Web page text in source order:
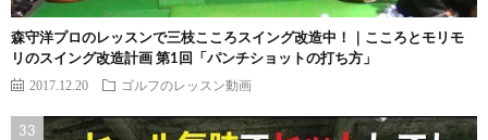
森守洋プロのレッスンで三枝こころスイング改造中！｜こころとモリモ
リのスイング改造計画 第1回「パンチショットの打ち方」
2017.12.20 ゴルフのレッスン動画